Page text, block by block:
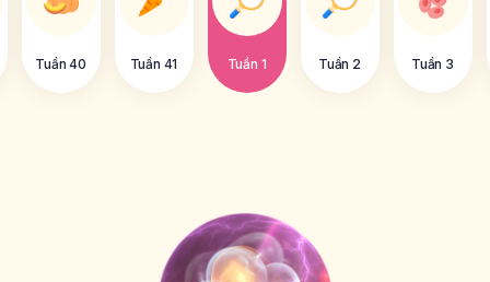
Tuần 40 Tuần 41 Tuần 1 Tuần 2 Tuần 3